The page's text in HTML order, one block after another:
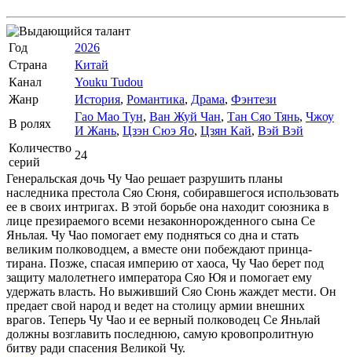
Год
2026
Страна
Китай
Канал
Youku Tudou
Жанр
История, Романтика, Драма, Фэнтези
В ролях
Гао Мао Тун, Ван Жуй Чан, Тан Сяо Тянь, Чжоу
И Жань, Цзэн Сюэ Яо, Цзян Кай, Вэй Вэй
Количество
серий
24
Генеральская дочь Чу Чао решает разрушить планы
наследника престола Сяо Сюня, собиравшегося использовать
ее в своих интригах. В этой борьбе она находит союзника в
лице презираемого всеми незаконнорожденного сына Се
Яньлая. Чу Чао помогает ему подняться со дна и стать
великим полководцем, а вместе они побеждают принца-
тирана. Позже, спасая империю от хаоса, Чу Чао берет под
защиту малолетнего императора Сяо Юя и помогает ему
удержать власть. Но выживший Сяо Сюнь жаждет мести. Он
предает свой народ и ведет на столицу армии внешних
врагов. Теперь Чу Чао и ее верный полководец Се Яньлай
должны возглавить последнюю, самую кровопролитную
битву ради спасения Великой Чу.